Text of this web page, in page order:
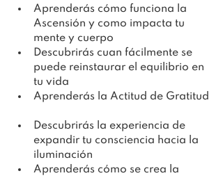
Aprenderás cómo funciona la
Ascensión y como impacta tu
mente y cuerpo
Descubrirás cuan fácilmente se
puede reinstaurar el equilibrio en
tu vida
Aprenderás la Actitud de Gratitud
Descubrirás la experiencia de
expandir tu consciencia hacia la
iluminación
Aprenderás cómo se crea la